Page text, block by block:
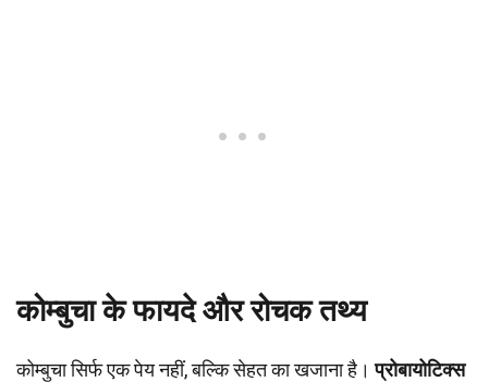
कोम्बुचा के फायदे और रोचक तथ्य
कोम्बुचा सिर्फ एक पेय नहीं, बल्कि सेहत का खजाना है।प्रोबायोटिक्स